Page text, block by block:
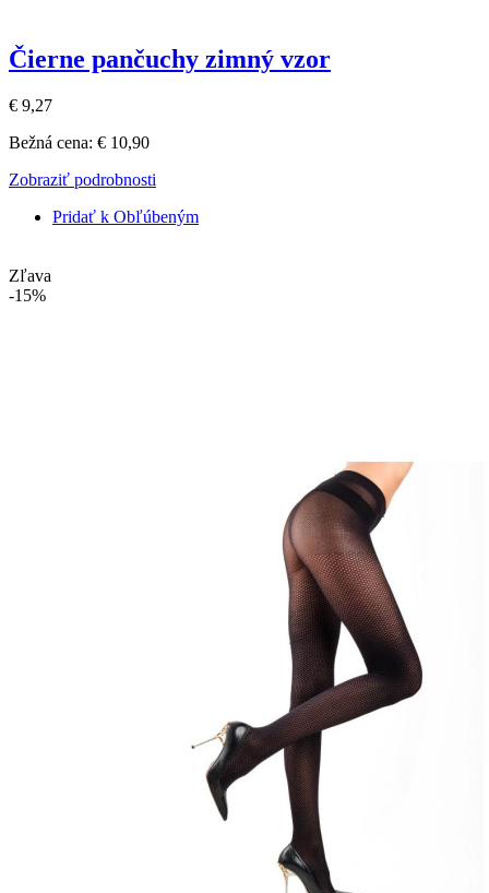
Čierne pančuchy zimný vzor
€ 9,27
Bežná cena: € 10,90
Zobraziť podrobnosti
Pridať k Obľúbeným
Zľava
-15%